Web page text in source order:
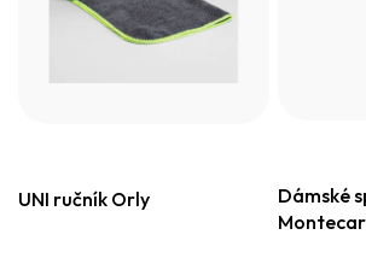
UNI ručník Orly
Dámské